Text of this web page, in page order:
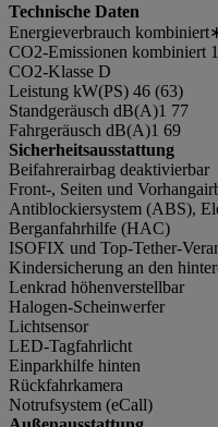
Technische Daten
Energieverbrauch
CO2-Emissionen kombiniert
CO2-Klasse D
Leistung kW(PS) 46 (63)
Standgeräusch dB(A)1 77
Fahrgeräusch dB(A)1 69
Sicherheitsausstattung
Beifahrerairbag deaktivierbar
Front-, Seiten und
Antiblockiersystem (ABS),
Berganfahrhilfe (HAC)
ISOFIX und Top-Tether-
Kindersicherung an den
Lenkrad höhenverstellbar
Halogen-Scheinwerfer
Lichtsensor
LED-Tagfahrlicht
Einparkhilfe hinten
Rückfahrkamera
Notrufsystem (eCall)